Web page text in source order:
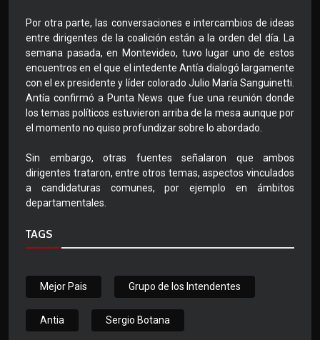
Por otra parte, las conversaciones e intercambios de ideas
entre dirigentes de la coalición están a la orden del día. La
semana pasada, en Montevideo, tuvo lugar uno de estos
encuentros en el que el intedente Antía dialogó largamente
con el ex presidente y líder colorado Julio María Sanguinetti.
Antía confirmó a Punta News que fue una reunión donde
los temas políticos estuvieron arriba de la mesa aunque por
el momento no quiso profundizar sobre lo abordado.
Sin embargo, otras fuentes señalaron que ambos
dirigentes trataron, entre otros temas, aspectos vinculados
a candidaturas comunes, por ejemplo en ámbitos
departamentales.
TAGS
Mejor Pais Grupo de los Intendentes
Antia Sergio Botana